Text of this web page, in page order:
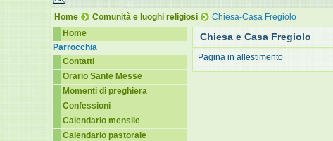
Home Comunità e luoghi religiosi
Chiesa-Casa Fregiolo
Home
Parrocchia
Contatti
Orario Sante Messe
Momenti di preghiera
Confessioni
Calendario mensile
Calendario pastorale
Chiesa e Casa Fregiolo
Pagina in allestimento